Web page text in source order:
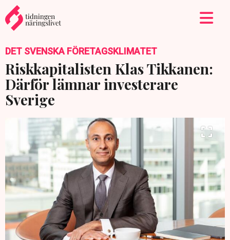
DET SVENSKA FÖRETAGSKLIMATET
Riskkapitalisten Klas Tikkanen:
Därför lämnar investerare
Sverige